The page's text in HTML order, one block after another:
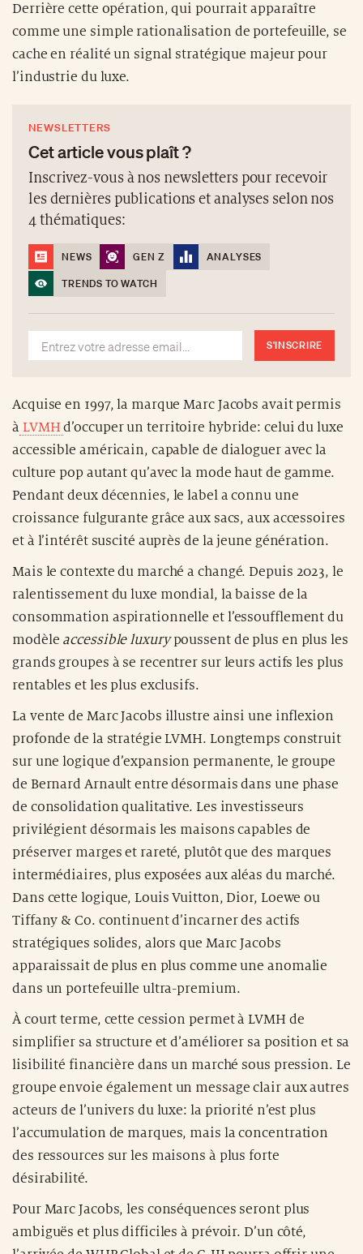
Derrière cette opération, qui pourrait apparaître
comme une simple rationalisation de portefeuille, se
cache en réalité un signal stratégique majeur pour
l’industrie du luxe.
NEWSLETTERS
Cet article vous plaît ?
Inscrivez-vous à nos newsletters pour recevoir
les dernières publications et analyses selon nos
4 thématiques:
NEWS GEN Z
ANALYSES
TRENDS TO WATCH
S'INSCRIRE
Acquise en 1997, la marque Marc Jacobs avait permis
à LVMHd’occuper un territoire hybride: celui du luxe
accessible américain, capable de dialoguer avec la
culture pop autant qu’avec la mode haut de gamme.
Pendant deux décennies, le label a connu une
croissance fulgurante grâce aux sacs, aux accessoires
et à l’intérêt suscité auprès de la jeune génération.
Mais le contexte du marché a changé. Depuis 2023, le
ralentissement du luxe mondial, la baisse de la
consommation aspirationnelle et l’essoufflement du
modèle accessible luxurypoussent de plus en plus les
grands groupes à se recentrer sur leurs actifs les plus
rentables et les plus exclusifs.
La vente de Marc Jacobs illustre ainsi une inflexion
profonde de la stratégie LVMH. Longtemps construit
sur une logique d’expansion permanente, le groupe
de Bernard Arnault entre désormais dans une phase
de consolidation qualitative. Les investisseurs
privilégient désormais les maisons capables de
préserver marges et rareté, plutôt que des marques
intermédiaires, plus exposées aux aléas du marché.
Dans cette logique, Louis Vuitton, Dior, Loewe ou
Tiffany & Co. continuent d’incarner des actifs
stratégiques solides, alors que Marc Jacobs
apparaissait de plus en plus comme une anomalie
dans un portefeuille ultra-premium.
À court terme, cette cession permet à LVMH de
simplifier sa structure et d’améliorer sa position et sa
lisibilité financière dans un marché sous pression. Le
groupe envoie également un message clair aux autres
acteurs de l’univers du luxe: la priorité n’est plus
l’accumulation de marques, mais la concentration
des ressources sur les maisons à plus forte
désirabilité.
Pour Marc Jacobs, les conséquences seront plus
ambiguës et plus difficiles à prévoir. D’un côté,